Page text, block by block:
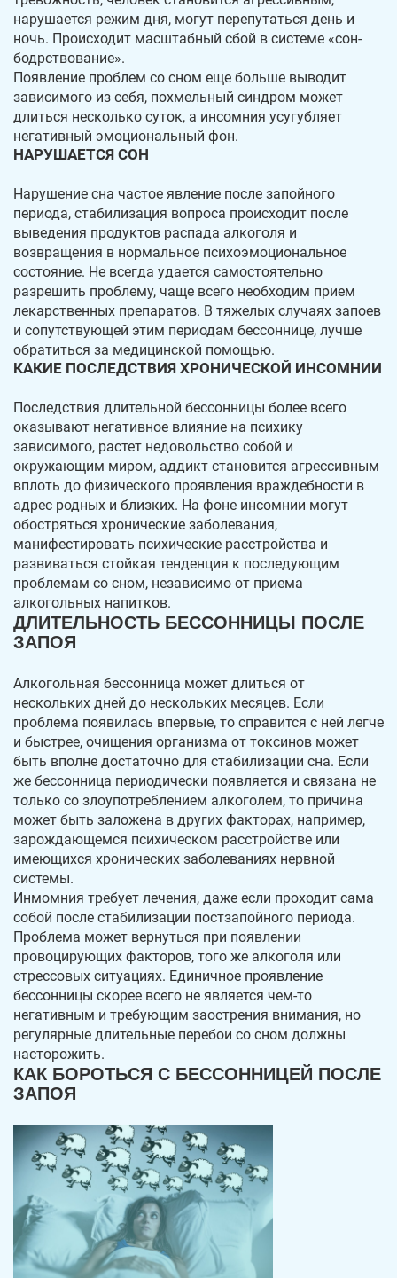
нарушается режим дня, могут перепутаться день и
ночь. Происходит масштабный сбой в системе «сон-
бодрствование».
Появление проблем со сном еще больше выводит
зависимого из себя, похмельный синдром может
длиться несколько суток, а инсомния усугубляет
негативный эмоциональный фон.
НАРУШАЕТСЯ СОН
Нарушение сна частое явление после запойного
периода, стабилизация вопроса происходит после
выведения продуктов распада алкоголя и
возвращения в нормальное психоэмоциональное
состояние. Не всегда удается самостоятельно
разрешить проблему, чаще всего необходим прием
лекарственных препаратов. В тяжелых случаях запоев
и сопутствующей этим периодам бессоннице, лучше
обратиться за медицинской помощью.
КАКИЕ ПОСЛЕДСТВИЯ ХРОНИЧЕСКОЙ ИНСОМНИИ
Последствия длительной бессонницы более всего
оказывают негативное влияние на психику
зависимого, растет недовольство собой и
окружающим миром, аддикт становится агрессивным
вплоть до физического проявления враждебности в
адрес родных и близких. На фоне инсомнии могут
обостряться хронические заболевания,
манифестировать психические расстройства и
развиваться стойкая тенденция к последующим
проблемам со сном, независимо от приема
алкогольных напитков.
ДЛИТЕЛЬНОСТЬ БЕССОННИЦЫ ПОСЛЕ
ЗАПОЯ
Алкогольная бессонница может длиться от
нескольких дней до нескольких месяцев. Если
проблема появилась впервые, то справится с ней легче
и быстрее, очищения организма от токсинов может
быть вполне достаточно для стабилизации сна. Если
же бессонница периодически появляется и связана не
только со злоупотреблением алкоголем, то причина
может быть заложена в других факторах, например,
зарождающемся психическом расстройстве или
имеющихся хронических заболеваниях нервной
системы.
Инмомния требует лечения, даже если проходит сама
собой после стабилизации постзапойного периода.
Проблема может вернуться при появлении
провоцирующих факторов, того же алкоголя или
стрессовых ситуациях. Единичное проявление
бессонницы скорее всего не является чем-то
негативным и требующим заострения внимания, но
регулярные длительные перебои со сном должны
насторожить.
КАК БОРОТЬСЯ С БЕССОННИЦЕЙ ПОСЛЕ
ЗАПОЯ